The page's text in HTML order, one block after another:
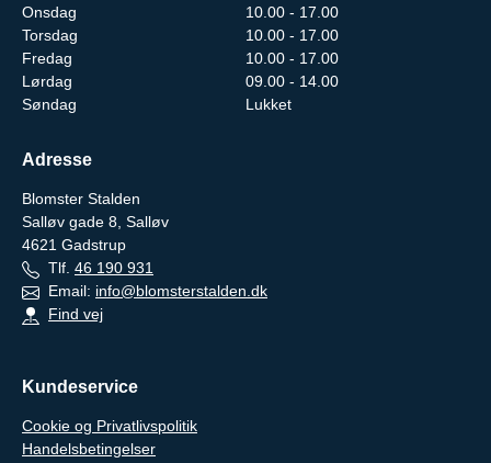
Onsdag
10.00 - 17.00
Torsdag
10.00 - 17.00
Fredag
10.00 - 17.00
Lørdag
09.00 - 14.00
Søndag
Lukket
Adresse
Blomster Stalden
Salløv gade 8, Salløv
4621 Gadstrup
Tlf. 46 190 931
Email: info@blomsterstalden.dk
Find vej
Kundeservice
Cookie og Privatlivspolitik
Handelsbetingelser